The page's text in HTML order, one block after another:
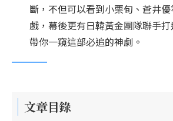
斷，不但可以看到小栗旬、蒼井
戲，幕後更有日韓黃金團隊聯手
帶你一窺這部必追的神劇。
文章目錄